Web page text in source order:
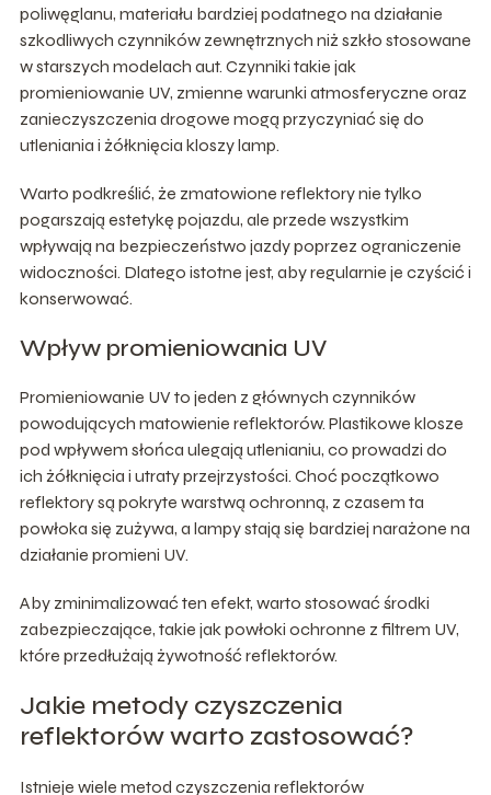
poliwęglanu, materiału bardziej podatnego na działanie
szkodliwych czynników zewnętrznych niż szkło stosowane
w starszych modelach aut. Czynniki takie jak
promieniowanie UV, zmienne warunki atmosferyczne oraz
zanieczyszczenia drogowe mogą przyczyniać się do
utleniania i żółknięcia kloszy lamp.
Warto podkreślić, że zmatowione reflektory nie tylko
pogarszają estetykę pojazdu, ale przede wszystkim
wpływają na bezpieczeństwo jazdy poprzez ograniczenie
widoczności. Dlatego istotne jest, aby regularnie je czyścić i
konserwować.
Wpływ promieniowania UV
Promieniowanie UV to jeden z głównych czynników
powodujących matowienie reflektorów. Plastikowe klosze
pod wpływem słońca ulegają utlenianiu, co prowadzi do
ich żółknięcia i utraty przejrzystości. Choć początkowo
reflektory są pokryte warstwą ochronną, z czasem ta
powłoka się zużywa, a lampy stają się bardziej narażone na
działanie promieni UV.
Aby zminimalizować ten efekt, warto stosować środki
zabezpieczające, takie jak powłoki ochronne z filtrem UV,
które przedłużają żywotność reflektorów.
Jakie metody czyszczenia
reflektorów warto zastosować?
Istnieje wiele metod czyszczenia reflektorów